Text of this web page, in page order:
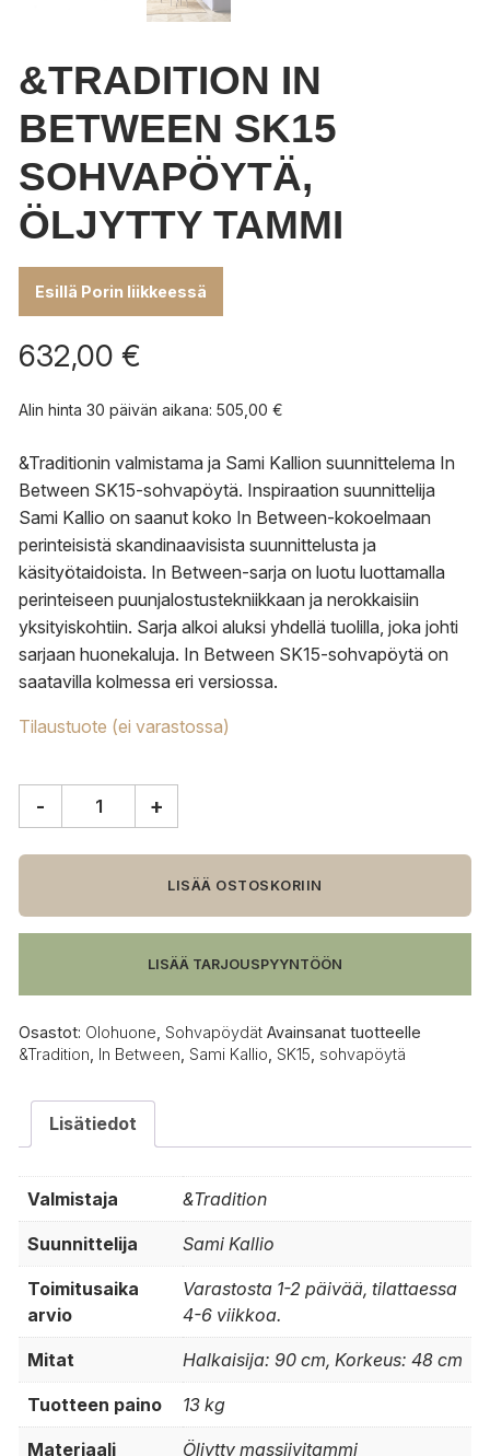
&TRADITION IN
BETWEEN SK15
SOHVAPÖYTÄ,
ÖLJYTTY TAMMI
Esillä Porin liikkeessä
632,00 €
Alin hinta 30 päivän aikana: 505,00 €
&Traditionin valmistama ja Sami Kallion suunnittelema In
Between SK15-sohvapöytä. Inspiraation suunnittelija
Sami Kallio on saanut koko In Between-kokoelmaan
perinteisistä skandinaavisista suunnittelusta ja
käsityötaidoista. In Between-sarja on luotu luottamalla
perinteiseen puunjalostustekniikkaan ja nerokkaisiin
yksityiskohtiin. Sarja alkoi aluksi yhdellä tuolilla, joka johti
sarjaan huonekaluja. In Between SK15-sohvapöytä on
saatavilla kolmessa eri versiossa.
Tilaustuote (ei varastossa)
&Tradition
Between
sohvapöytä,
öljytty
- +
LISÄÄ OSTOSKORIIN
LISÄÄ TARJOUSPYYNTÖÖN
Osastot: Olohuone Sohvapöydät Avainsanat tuotteelle
&Tradition In Between Sami Kallio SK15 sohvapöytä
Lisätiedot
Valmistaja &Tradition
Suunnittelija Sami Kallio
Toimitusaika
arvio
Varastosta 1-2 päivää, tilattaessa
4-6 viikkoa.
Mitat Halkaisija: 90 cm, Korkeus: 48 cm
Tuotteen paino 13 kg
Materiaali Öljytty massiivitammi